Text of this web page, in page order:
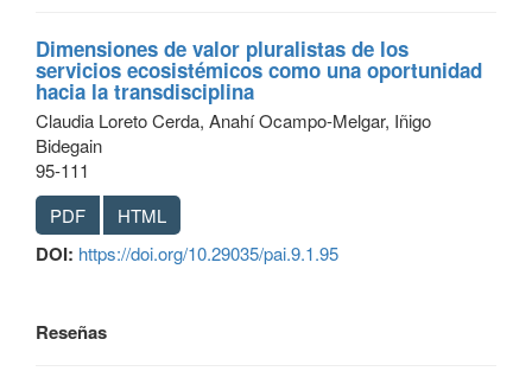
Dimensiones de valor pluralistas de los
servicios ecosistémicos como una oportunidad
hacia la transdisciplina
Claudia Loreto Cerda, Anahí Ocampo-Melgar, Iñigo
Bidegain
95-111
PDF
HTML
DOI: https://doi.org/10.29035/pai.9.1.95
Reseñas